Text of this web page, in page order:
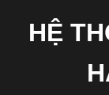
HỆ